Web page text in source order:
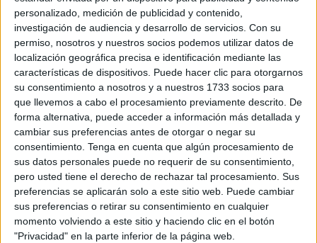
personalizado, medición de publicidad y contenido,
investigación de audiencia y desarrollo de servicios. Con su
permiso, nosotros y nuestros socios podemos utilizar datos de
localización geográfica precisa e identificación mediante las
características de dispositivos. Puede hacer clic para otorgarnos
su consentimiento a nosotros y a nuestros 1733 socios para
que llevemos a cabo el procesamiento previamente descrito. De
forma alternativa, puede acceder a información más detallada y
cambiar sus preferencias antes de otorgar o negar su
consentimiento. Tenga en cuenta que algún procesamiento de
sus datos personales puede no requerir de su consentimiento,
pero usted tiene el derecho de rechazar tal procesamiento. Sus
preferencias se aplicarán solo a este sitio web. Puede cambiar
sus preferencias o retirar su consentimiento en cualquier
momento volviendo a este sitio y haciendo clic en el botón
"Privacidad" en la parte inferior de la página web.
POR CARMEN ECHARRI 30/05/2018 0
El señalado como coautor del crimen de ‘Tafa
Sodia’ se enfrenta a un Jurado
POR CARMEN ECHARRI 29/05/2018 1
El segundo pistolero de 'Tafa Sodia'
POR CARMEN ECHARRI 18/03/2018 0
El mismo crimen, otro acusado
REDACCIÓN 17/12/2017
El acusado como coautor de los tiros a Tafa
Sodia, se entrega y declara ahora en el
Juzgado